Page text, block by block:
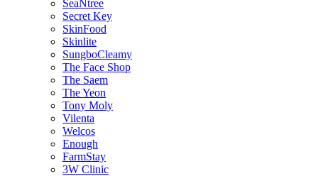
SeaNtree
Secret Key
SkinFood
Skinlite
SungboCleamy
The Face Shop
The Saem
The Yeon
Tony Moly
Vilenta
Welcos
Enough
FarmStay
3W Clinic